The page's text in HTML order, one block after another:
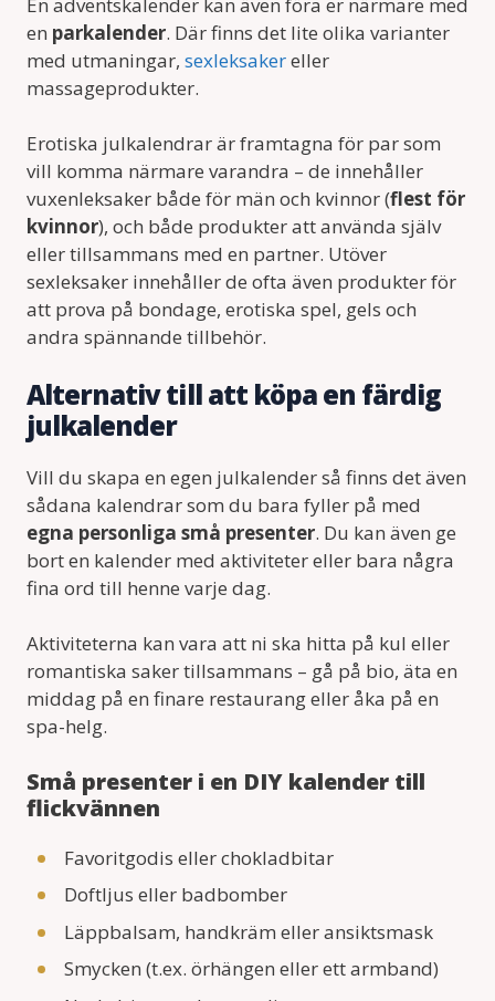
en parkalender. Där finns det lite olika varianter
med utmaningar, sexleksakereller
massageprodukter.
Erotiska julkalendrar är framtagna för par som
vill komma närmare varandra – de innehåller
vuxenleksaker både för män och kvinnor (flest för
kvinnor), och både produkter att använda själv
eller tillsammans med en partner. Utöver
sexleksaker innehåller de ofta även produkter för
att prova på bondage, erotiska spel, gels och
andra spännande tillbehör.
Alternativ till att köpa en färdig
julkalender
Vill du skapa en egen julkalender så finns det även
sådana kalendrar som du bara fyller på med
egna personliga små presenter. Du kan även ge
bort en kalender med aktiviteter eller bara några
fina ord till henne varje dag.
Aktiviteterna kan vara att ni ska hitta på kul eller
romantiska saker tillsammans – gå på bio, äta en
middag på en finare restaurang eller åka på en
spa-helg.
Små presenter i en DIY kalender till
flickvännen
Favoritgodis eller chokladbitar
Doftljus eller badbomber
Läppbalsam, handkräm eller ansiktsmask
Smycken (t.ex. örhängen eller ett armband)